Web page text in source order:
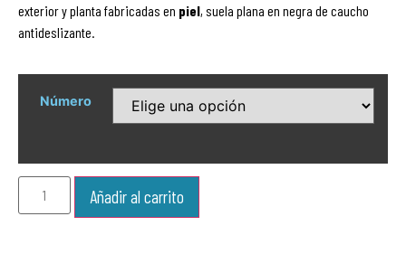
exterior y planta fabricadas en piel, suela plana en negra de caucho
antideslizante.
Número
Añadir al carrito